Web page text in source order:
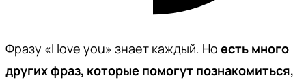
Фразу «I love you» знает каждый. Но есть много
других фраз, которые помогут познакомиться,